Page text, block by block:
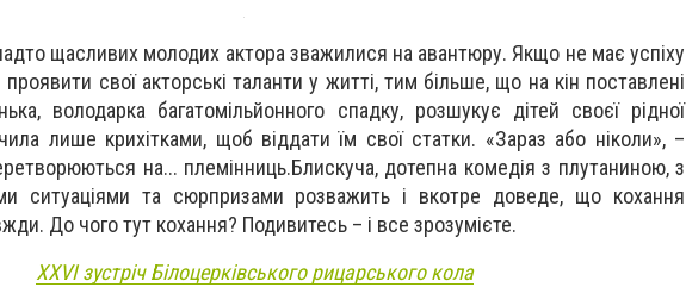
щасливих молодих актора зважилися на авантюру. Якщо не має успіху
свої акторські таланти у житті, тим більше, що на кін поставлені
володарка багатомільйонного спадку, розшукує дітей своєї рідної
лише крихітками, щоб віддати їм свої статки. «Зараз або ніколи», –
на... племінниць.Блискуча, дотепна комедія з плутаниною, з
ситуаціями та сюрпризами розважить і вкотре доведе, що кохання
До чого тут кохання? Подивитесь – і все зрозумієте.
XXVI зустріч Білоцерківського рицарського кола